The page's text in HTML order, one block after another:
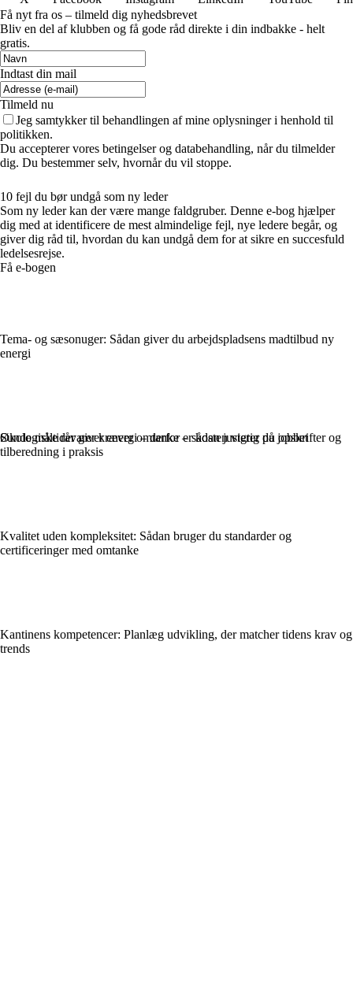
Få nyt fra os – tilmeld dig nyhedsbrevet
Bliv en del af klubben og få gode råd direkte i din indbakke - helt
gratis.
Indtast din mail
Tilmeld nu
Jeg samtykker til behandlingen af mine oplysninger i henhold til
politikken.
Du accepterer vores betingelser og databehandling, når du tilmelder
dig. Du bestemmer selv, hvornår du vil stoppe.
10 fejl du bør undgå som ny leder
Som ny leder kan der være mange faldgruber. Denne e-bog hjælper
dig med at identificere de mest almindelige fejl, nye ledere begår, og
giver dig råd til, hvordan du kan undgå dem for at sikre en succesfuld
ledelsesrejse.
Få e-bogen
Tema- og sæsonuger: Sådan giver du arbejdspladsens madtilbud ny
energi
Økologiske råvarer kræver omtanke – sådan justerer du opskrifter og
tilberedning i praksis
Kvalitet uden kompleksitet: Sådan bruger du standarder og
certificeringer med omtanke
Kantinens kompetencer: Planlæg udvikling, der matcher tidens krav og
trends
Sunde måltider giver energi – derfor er kosten vigtig på jobbet